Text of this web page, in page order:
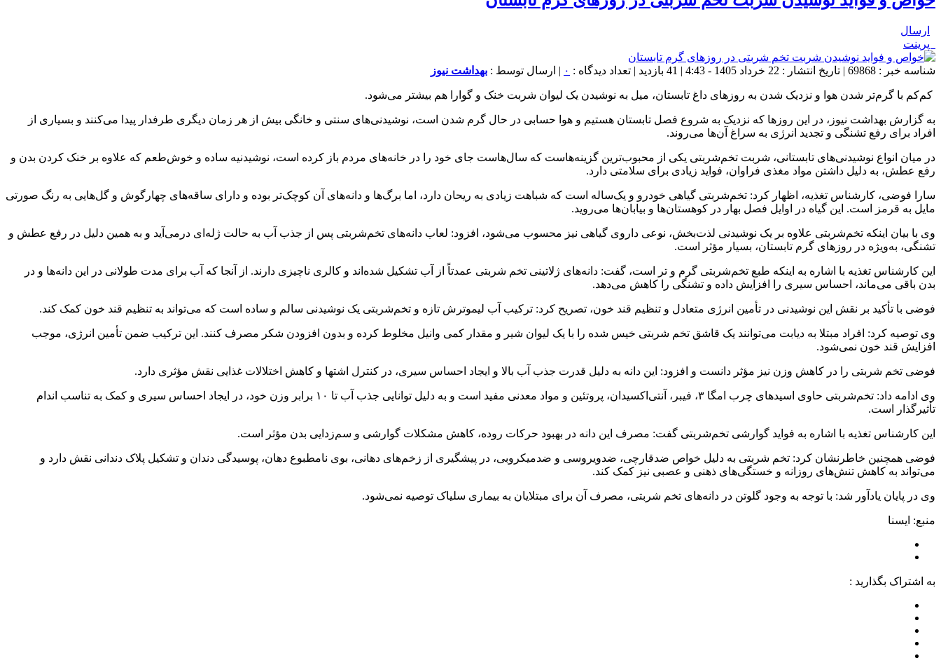
ارسال
پرینت
شناسه خبر : 69868 | تاریخ انتشار : 22 خرداد 1405 - 4:43 | 41 بازدید | تعداد دیدگاه : ۰ | ارسال توسط : بهداشت نیوز
کم‌کم با گرم‌تر شدن هوا و نزدیک شدن به روزهای داغ تابستان، میل به نوشیدن یک لیوان شربت خنک و گوارا هم بیشتر می‌شود.
به گزارش بهداشت نیوز، در این روزها که نزدیک بە شروع فصل تابستان هستیم و هوا حسابی در حال گرم شدن است، نوشیدنی‌های سنتی و خانگی بیش از هر زمان دیگری طرفدار پیدا می‌کنند و بسیاری از
افراد برای رفع تشنگی و تجدید انرژی به سراغ آن‌ها می‌روند.
در میان انواع نوشیدنی‌های تابستانی، شربت تخم‌شربتی یکی از محبوب‌ترین گزینه‌هاست که سال‌هاست جای خود را در خانه‌های مردم باز کرده است، نوشیدنیه ساده و خوش‌طعم که علاوه بر خنک کردن بدن و
رفع عطش، به دلیل داشتن مواد مغذی فراوان، فواید زیادی برای سلامتی دارد.
سارا فوضی، کارشناس تغذیه، اظهار کرد: تخم‌شربتی گیاهی خودرو و یک‌ساله است که شباهت زیادی به ریحان دارد، اما برگ‌ها و دانه‌های آن کوچک‌تر بوده و دارای ساقه‌های چهارگوش و گل‌هایی به رنگ صورتی
مایل به قرمز است. این گیاه در اوایل فصل بهار در کوهستان‌ها و بیابان‌ها می‌روید.
وی با بیان اینکه تخم‌شربتی علاوه بر یک نوشیدنی لذت‌بخش، نوعی داروی گیاهی نیز محسوب می‌شود، افزود: لعاب دانه‌های تخم‌شربتی پس از جذب آب به حالت ژله‌ای درمی‌آید و به همین دلیل در رفع عطش و
تشنگی، به‌ویژه در روزهای گرم تابستان، بسیار مؤثر است.
این کارشناس تغذیه با اشاره به اینکه طبع تخم‌شربتی گرم و تر است، گفت: دانه‌های ژلاتینی تخم‌ شربتی عمدتاً از آب تشکیل شده‌اند و کالری ناچیزی دارند. از آنجا که آب برای مدت طولانی در این دانه‌ها و در
بدن باقی می‌ماند، احساس سیری را افزایش داده و تشنگی را کاهش می‌دهد.
فوضی با تأکید بر نقش این نوشیدنی در تأمین انرژی متعادل و تنظیم قند خون، تصریح کرد: ترکیب آب لیموترش تازه و تخم‌شربتی یک نوشیدنی سالم و ساده است که می‌تواند به تنظیم قند خون کمک کند.
وی توصیه کرد: افراد مبتلا به دیابت می‌توانند یک قاشق تخم‌ شربتی خیس‌ شده را با یک لیوان شیر و مقدار کمی وانیل مخلوط کرده و بدون افزودن شکر مصرف کنند. این ترکیب ضمن تأمین انرژی، موجب
افزایش قند خون نمی‌شود.
فوضی تخم‌ شربتی را در کاهش وزن نیز مؤثر دانست و افزود: این دانه به دلیل قدرت جذب آب بالا و ایجاد احساس سیری، در کنترل اشتها و کاهش اختلالات غذایی نقش مؤثری دارد.
وی ادامه داد: تخم‌شربتی حاوی اسیدهای چرب امگا ۳، فیبر، آنتی‌اکسیدان، پروتئین و مواد معدنی مفید است و به دلیل توانایی جذب آب تا ۱۰ برابر وزن خود، در ایجاد احساس سیری و کمک به تناسب اندام
تأثیرگذار است.
این کارشناس تغذیه با اشاره به فواید گوارشی تخم‌شربتی گفت: مصرف این دانه در بهبود حرکات روده، کاهش مشکلات گوارشی و سم‌زدایی بدن مؤثر است.
فوضی همچنین خاطرنشان کرد: تخم‌ شربتی به دلیل خواص ضدقارچی، ضدویروسی و ضدمیکروبی، در پیشگیری از زخم‌های دهانی، بوی نامطبوع دهان، پوسیدگی دندان و تشکیل پلاک دندانی نقش دارد و
می‌تواند به کاهش تنش‌های روزانه و خستگی‌های ذهنی و عصبی نیز کمک کند.
وی در پایان یادآور شد: با توجه به وجود گلوتن در دانه‌های تخم‌ شربتی، مصرف آن برای مبتلایان به بیماری سلیاک توصیه نمی‌شود.
منبع: ایسنا
به اشتراک بگذارید :